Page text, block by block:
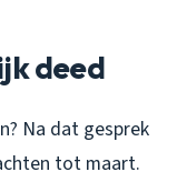
deed
Na dat gesprek
tot maart.